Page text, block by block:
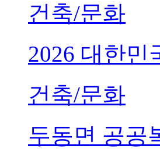
건축/문화
2026 대한민
건축/문화
두동면 공공